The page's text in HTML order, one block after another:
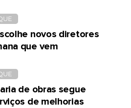
novos diretores
que vem
de obras segue
de melhorias